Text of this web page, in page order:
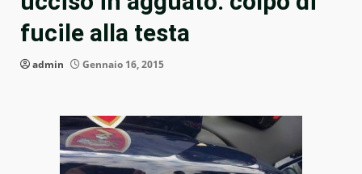
fucile alla testa
admin Gennaio 16, 2015